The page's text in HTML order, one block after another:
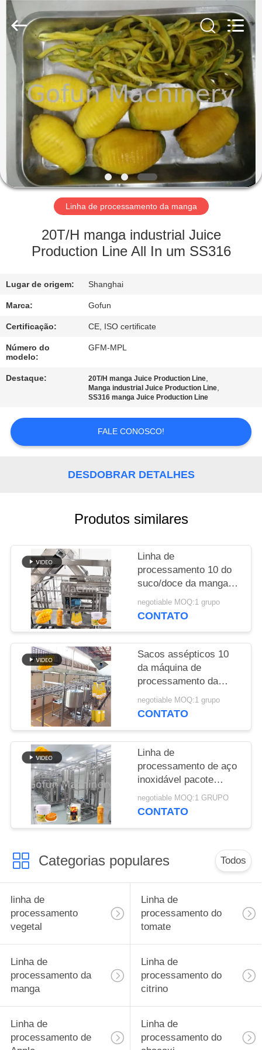
CASA
PRODUTOS
VÍDEOS
SHOW
DE
SOBRE
EXCURSÃO
DA
FÁBRICA
CONTROLE
QUALIDADE
CASOS
PEÇA
UMAS
CITAÇÕES
MAPA
SITE
POLÍTICA
DE
PRIVACIDADE
Shanghai
Gofun
Machinery
Co.,
Ltd..
Rights
Reserved.
Linha de processamento da manga
20T/H manga industrial Juice
Production Line All In um SS316
Lugar de origem: Shanghai
Marca: Gofun
Certificação: CE, ISO certificate
Número do
modelo:
GFM-MPL
Destaque: 20T/H manga Juice Production Line,
Manga industrial Juice Production Line,
SS316 manga Juice Production Line
FALE CONOSCO!
DESDOBRAR DETALHES
Produtos similares
Linha de
processamento 10 do
suco/doce da manga
dos frutos frescos -
200T/D
negotiable MOQ:1 grupo
CONTATO
Sacos assépticos 10
da máquina de
processamento da
manga 304/316L do
SUS - 100T/D
negotiable MOQ:1 grupo
CONTATO
Linha de
processamento de aço
inoxidável pacote
asséptico da manga
10T/D 304 do saco
negotiable MOQ:1 GRUPO
CONTATO
Categorias populares Todos
linha de
processamento
vegetal
Linha de
processamento do
tomate
Linha de
processamento da
manga
Linha de
processamento do
citrino
Linha de
processamento de
Linha de
processamento do